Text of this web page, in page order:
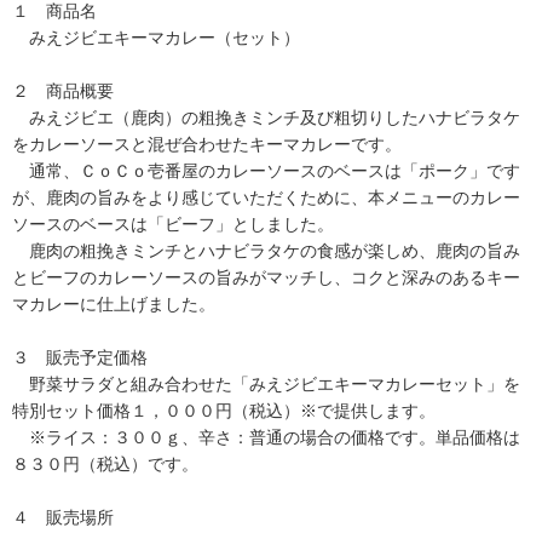
１ 商品名
みえジビエキーマカレー（セット）
２ 商品概要
みえジビエ（鹿肉）の粗挽きミンチ及び粗切りしたハナビラタケ
をカレーソースと混ぜ合わせたキーマカレーです。
通常、ＣｏＣｏ壱番屋のカレーソースのベースは「ポーク」です
が、鹿肉の旨みをより感じていただくために、本メニューのカレー
ソースのベースは「ビーフ」としました。
鹿肉の粗挽きミンチとハナビラタケの食感が楽しめ、鹿肉の旨み
とビーフのカレーソースの旨みがマッチし、コクと深みのあるキー
マカレーに仕上げました。
３ 販売予定価格
野菜サラダと組み合わせた「みえジビエキーマカレーセット」を
特別セット価格１，０００円（税込）※で提供します。
※ライス：３００ｇ、辛さ：普通の場合の価格です。単品価格は
８３０円（税込）です。
４ 販売場所